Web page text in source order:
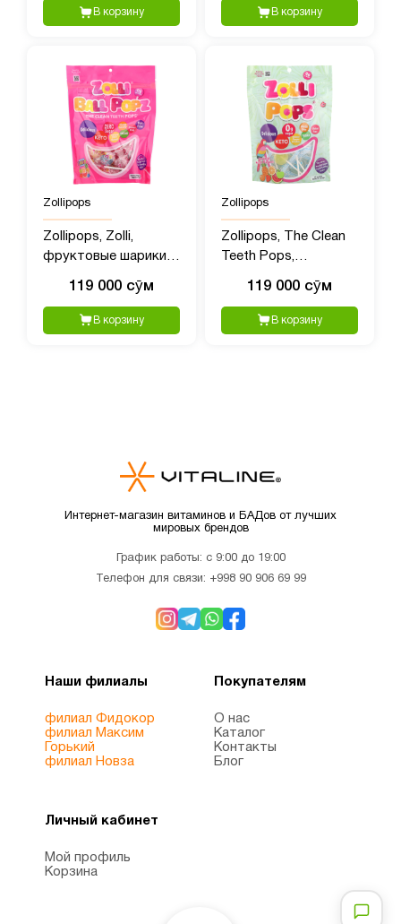
воздухаВ корзину В корзину
Zollipops
Zollipops, Zolli,
фруктовые шарики,
119 000 сӯм
В корзину
Zollipops
Zollipops, The Clean
Teeth Pops,
фрукты, 147 гр (5,2
унции)
119 000 сӯм
В корзину
Интернет-магазин витаминов и БАДов от лучших
мировых брендов
График работы: с 9:00 до 19:00
Телефон для связи: +998 90 906 69 99
Наши филиалы
филиал Фидокор
филиал Максим
Горький
филиал Новза
Покупателям
О нас
Каталог
Контакты
Блог
Личный кабинет
Мой профиль
Корзина